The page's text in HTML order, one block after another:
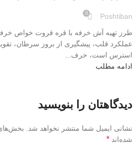
Poshtiban
0
طرز تهیه آش خرفه با قره قروت خواص
عملکرد قلب، پیشگیری از بروز سرطان،
استرس است، خرف...
ادامه مطلب
دیدگاهتان را بنویسید
نشانی ایمیل شما منتشر نخواهد شد.
شده‌اند *